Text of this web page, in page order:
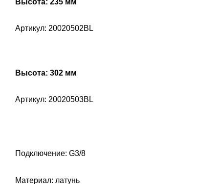
Высота: 235 мм
Артикул: 20020502BL
Высота: 302 мм
Артикул: 20020503BL
Подключение: G3/8
Материал: латунь